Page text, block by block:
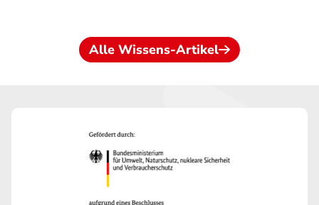
Alle Wissens-Artikel